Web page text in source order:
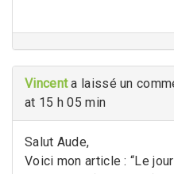
Vincent a laissé un
at 15 h 05 min
Salut Aude,
Voici mon article : “Le